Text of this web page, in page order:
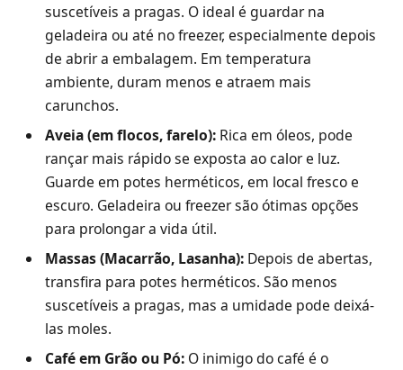
suscetíveis a pragas. O ideal é guardar na
geladeira ou até no freezer, especialmente depois
de abrir a embalagem. Em temperatura
ambiente, duram menos e atraem mais
carunchos.
Aveia (em flocos, farelo): Rica em óleos, pode
rançar mais rápido se exposta ao calor e luz.
Guarde em potes herméticos, em local fresco e
escuro. Geladeira ou freezer são ótimas opções
para prolongar a vida útil.
Massas (Macarrão, Lasanha): Depois de abertas,
transfira para potes herméticos. São menos
suscetíveis a pragas, mas a umidade pode deixá-
las moles.
Café em Grão ou Pó: O inimigo do café é o